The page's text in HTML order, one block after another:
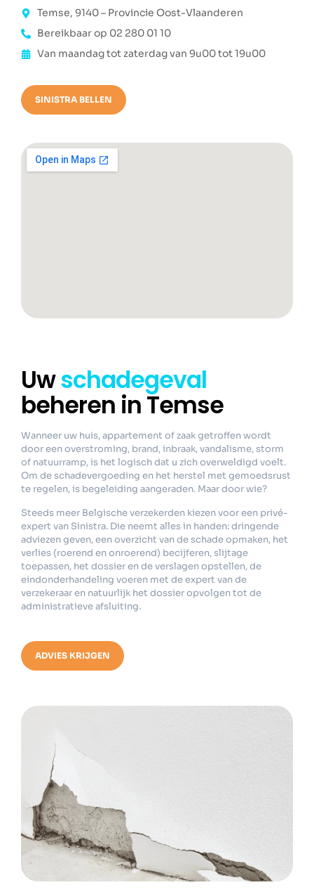
Temse, 9140 – Provincie Oost-Vlaanderen
Bereikbaar op 02 280 01 10
Van maandag tot zaterdag van 9u00 tot 19u00
SINISTRA BELLEN
Uwschadegeval
beheren in Temse
Wanneer uw huis, appartement of zaak getroffen wordt
door een overstroming, brand, inbraak, vandalisme, storm
of natuurramp, is het logisch dat u zich overweldigd voelt.
Om de schadevergoeding en het herstel met gemoedsrust
te regelen, is begeleiding aangeraden. Maar door wie?
Steeds meer Belgische verzekerden kiezen voor een privé-
expert van Sinistra. Die neemt alles in handen: dringende
adviezen geven, een overzicht van de schade opmaken, het
verlies (roerend en onroerend) becijferen, slijtage
toepassen, het dossier en de verslagen opstellen, de
eindonderhandeling voeren met de expert van de
verzekeraar en natuurlijk het dossier opvolgen tot de
administratieve afsluiting.
ADVIES KRIJGEN